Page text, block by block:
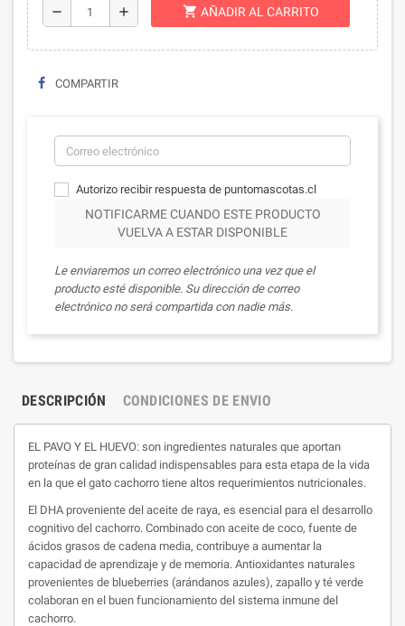
remove add shopping_cart AÑADIR AL CARRITO
COMPARTIR
Autorizo recibir respuesta de puntomascotas.cl
NOTIFICARME CUANDO ESTE PRODUCTO
VUELVA A ESTAR DISPONIBLE
Le enviaremos un correo electrónico una vez que el
producto esté disponible. Su dirección de correo
electrónico no será compartida con nadie más.
DESCRIPCIÓN CONDICIONES DE ENVIO
EL PAVO Y EL HUEVO: son ingredientes naturales que aportan
proteínas de gran calidad indispensables para esta etapa de la vida
en la que el gato cachorro tiene altos requerimientos nutricionales.
El DHA proveniente del aceite de raya, es esencial para el desarrollo
cognitivo del cachorro. Combinado con aceite de coco, fuente de
ácidos grasos de cadena media, contribuye a aumentar la
capacidad de aprendizaje y de memoria. Antioxidantes naturales
provenientes de blueberries (arándanos azules), zapallo y té verde
colaboran en el buen funcionamiento del sistema inmune del
cachorro.